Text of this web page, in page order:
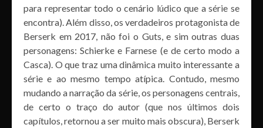
para representar todo o cenário lúdico que a série se
encontra). Além disso, os verdadeiros protagonista de
Berserk em 2017, não foi o Guts, e sim outras duas
personagens: Schierke e Farnese (e de certo modo a
Casca). O que traz uma dinâmica muito interessante a
série e ao mesmo tempo atípica. Contudo, mesmo
mudando a narração da série, os personagens centrais,
de certo o traço do autor (que nos últimos dois
capítulos, retornou a ser muito mais obscura), Berserk